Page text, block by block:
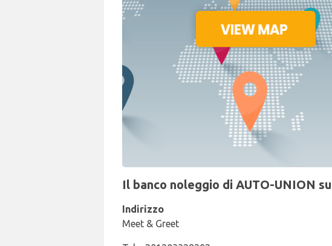
Il banco noleggio di AUTO-UNION
Indirizzo
Meet & Greet